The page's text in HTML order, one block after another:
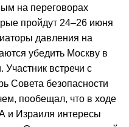
на переговорах
пройдут 24–26 июня
давления на
убедить Москву в
Участник встречи с
Совета безопасности
пообещал, что в ходе
и Израиля интересы